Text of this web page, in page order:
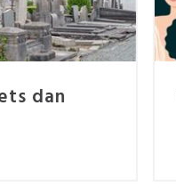
dan